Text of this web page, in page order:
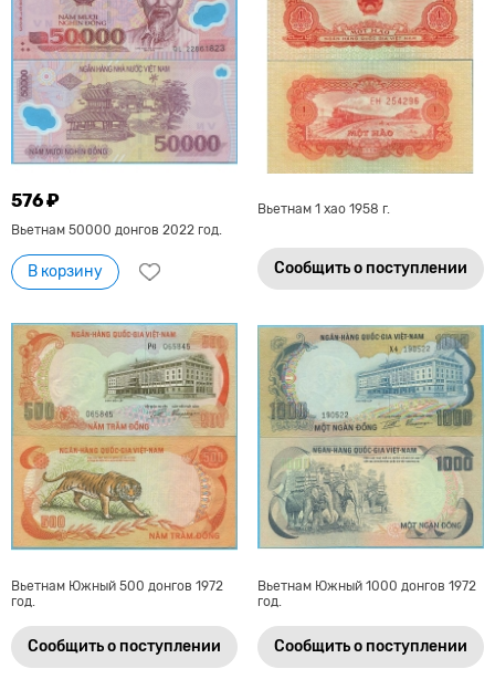
576 ₽
Вьетнам 50000 донгов 2022 год.
В корзину
Вьетнам 1 хао 1958 г.
Сообщить о поступлении
Вьетнам Южный 500 донгов 1972
год.
Сообщить о поступлении
Вьетнам Южный 1000 донгов 1972
год.
Сообщить о поступлении